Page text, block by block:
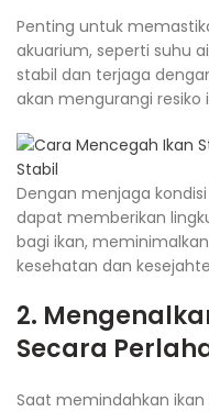
Penting untuk
akuarium, seperti suhu
stabil dan terjaga
akan mengurangi resiko
Dengan menjaga
dapat memberikan
bagi ikan,
kesehatan dan
2.
Secara
Saat memindahkan